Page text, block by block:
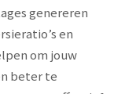
genereren
en
om jouw
beter te